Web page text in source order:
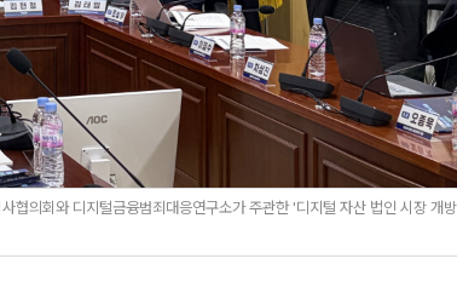
의회와 디지털금융범죄대응연구소가 주관한 '디지털 자산 법인 시장 개